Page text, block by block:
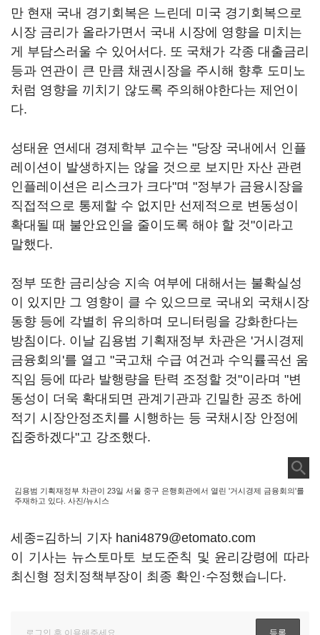
만 현재 국내 경기회복은 느린데 미국 경기회복으로
시장 금리가 올라가면서 국내 시장에 영향을 미치는
게 부담스러울 수 있어서다. 또 국채가 각종 대출금리
등과 연관이 큰 만큼 채권시장을 주시해 향후 도미노
처럼 영향을 끼치기 않도록 주의해야한다는 제언이
다.
성태윤 연세대 경제학부 교수는 "당장 국내에서 인플
레이션이 발생하지는 않을 것으로 보지만 자산 관련
인플레이션은 리스크가 크다"며 "정부가 금융시장을
직접적으로 통제할 수 없지만 선제적으로 변동성이
확대될 때 불안요인을 줄이도록 해야 할 것"이라고
말했다.
정부 또한 금리상승 지속 여부에 대해서는 불확실성
이 있지만 그 영향이 클 수 있으므로 국내외 국채시장
동향 등에 각별히 유의하며 모니터링을 강화한다는
방침이다. 이날 김용범 기획재정부 차관은 '거시경제
금융회의'를 열고 "국고채 수급 여건과 수익률곡선 움
직임 등에 따라 발행량을 탄력 조정할 것"이라며 "변
동성이 더욱 확대되면 관계기관과 긴밀한 공조 하에
적기 시장안정조치를 시행하는 등 국채시장 안정에
집중하겠다"고 강조했다.
김용범 기획재정부 차관이 23일 서울 중구 은행회관에서 열린 '거시경제 금융회의'를
주재하고 있다. 사진/뉴시스
세종=김하늬 기자 hani4879@etomato.com
이 기사는 뉴스토마토 보도준칙 및 윤리강령에 따라
최신형 정치정책부장이 최종 확인·수정했습니다.